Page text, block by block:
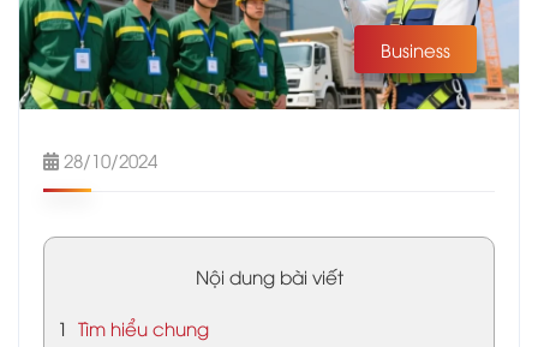
Business
28/10/2024
Nội dung bài viết
1 Tìm hiểu chung